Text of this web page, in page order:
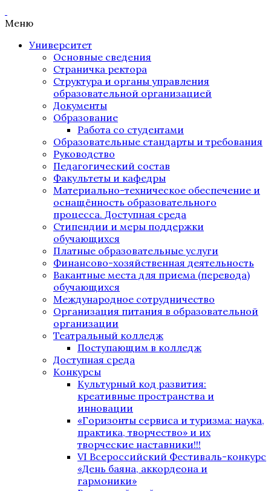
Меню
Университет
Основные сведения
Страничка ректора
Структура и органы управления
образовательной организацией
Документы
Образование
Работа со студентами
Образовательные стандарты и требования
Руководство
Педагогический состав
Факультеты и кафедры
Материально-техническое обеспечение и
оснащённость образовательного
процесса. Доступная среда
Стипендии и меры поддержки
обучающихся
Платные образовательные услуги
Финансово-хозяйственная деятельность
Вакантные места для приема (перевода)
обучающихся
Международное сотрудничество
Организация питания в образовательной
организации
Театральный колледж
Поступающим в колледж
Доступная среда
Конкурсы
Культурный код развития:
креативные пространства и
инновации
«Горизонты сервиса и туризма: наука,
практика, творчество» и их
творческие наставники!!!
VI Всероссийский Фестиваль-конкурс
«День баяна, аккордеона и
гармоники»